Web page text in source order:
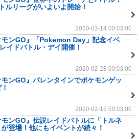
ルリーグがいよいよ開始！
2020-03-14 00:03:00
モンGO』「Pokemon Day」記念イベ
イドバトル・デイ開催！
2020-02-28 00:03:00
モンGO』バレンタインでポケモンゲッ
2020-02-15 00:03:00
モンGO』伝説レイドバトルに「トルネ
が登場！他にもイベントが続々！